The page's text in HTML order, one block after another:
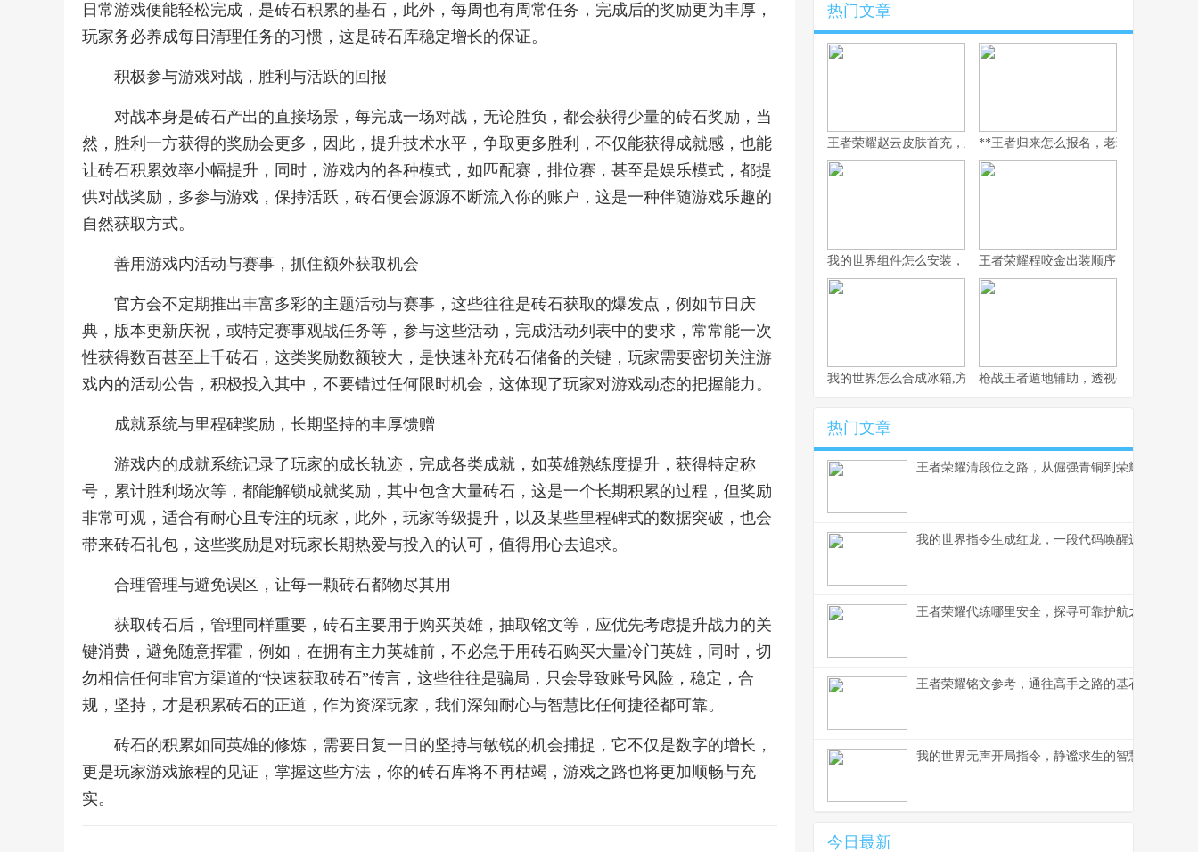
日常游戏便能轻松完成，是砖石积累的基石，此外，每周也有周常任务，完成后的奖励更为丰厚，
玩家务必养成每日清理任务的习惯，这是砖石库稳定增长的保证。
积极参与游戏对战，胜利与活跃的回报
对战本身是砖石产出的直接场景，每完成一场对战，无论胜负，都会获得少量的砖石奖励，当
然，胜利一方获得的奖励会更多，因此，提升技术水平，争取更多胜利，不仅能获得成就感，也能
让砖石积累效率小幅提升，同时，游戏内的各种模式，如匹配赛，排位赛，甚至是娱乐模式，都提
供对战奖励，多参与游戏，保持活跃，砖石便会源源不断流入你的账户，这是一种伴随游戏乐趣的
自然获取方式。
善用游戏内活动与赛事，抓住额外获取机会
官方会不定期推出丰富多彩的主题活动与赛事，这些往往是砖石获取的爆发点，例如节日庆
典，版本更新庆祝，或特定赛事观战任务等，参与这些活动，完成活动列表中的要求，常常能一次
性获得数百甚至上千砖石，这类奖励数额较大，是快速补充砖石储备的关键，玩家需要密切关注游
戏内的活动公告，积极投入其中，不要错过任何限时机会，这体现了玩家对游戏动态的把握能力。
成就系统与里程碑奖励，长期坚持的丰厚馈赠
游戏内的成就系统记录了玩家的成长轨迹，完成各类成就，如英雄熟练度提升，获得特定称
号，累计胜利场次等，都能解锁成就奖励，其中包含大量砖石，这是一个长期积累的过程，但奖励
非常可观，适合有耐心且专注的玩家，此外，玩家等级提升，以及某些里程碑式的数据突破，也会
带来砖石礼包，这些奖励是对玩家长期热爱与投入的认可，值得用心去追求。
合理管理与避免误区，让每一颗砖石都物尽其用
获取砖石后，管理同样重要，砖石主要用于购买英雄，抽取铭文等，应优先考虑提升战力的关
键消费，避免随意挥霍，例如，在拥有主力英雄前，不必急于用砖石购买大量冷门英雄，同时，切
勿相信任何非官方渠道的“快速获取砖石”传言，这些往往是骗局，只会导致账号风险，稳定，合
规，坚持，才是积累砖石的正道，作为资深玩家，我们深知耐心与智慧比任何捷径都可靠。
砖石的积累如同英雄的修炼，需要日复一日的坚持与敏锐的机会捕捉，它不仅是数字的增长，
更是玩家游戏旅程的见证，掌握这些方法，你的砖石库将不再枯竭，游戏之路也将更加顺畅与充
实。
热门文章
王者荣耀赵云皮肤首充，新玩家入门的华丽序章
**王者归来怎么报名，老玩家重返荣
我的世界组件怎么安装，资深玩家安装指南王者荣耀程咬金出装顺序，副标题为坦
我的世界怎么合成冰箱,方块世界的冷藏艺术枪战王者遁地辅助，透视公平竞技的阴
热门文章
王者荣耀清段位之路，从倔强青铜到荣耀王者的心
我的世界指令生成红龙，一段代码唤醒远古神话
王者荣耀代练哪里安全，探寻可靠护航之路
王者荣耀铭文参考，通往高手之路的基石
我的世界无声开局指令，静谧求生的智慧与挑战
今日最新